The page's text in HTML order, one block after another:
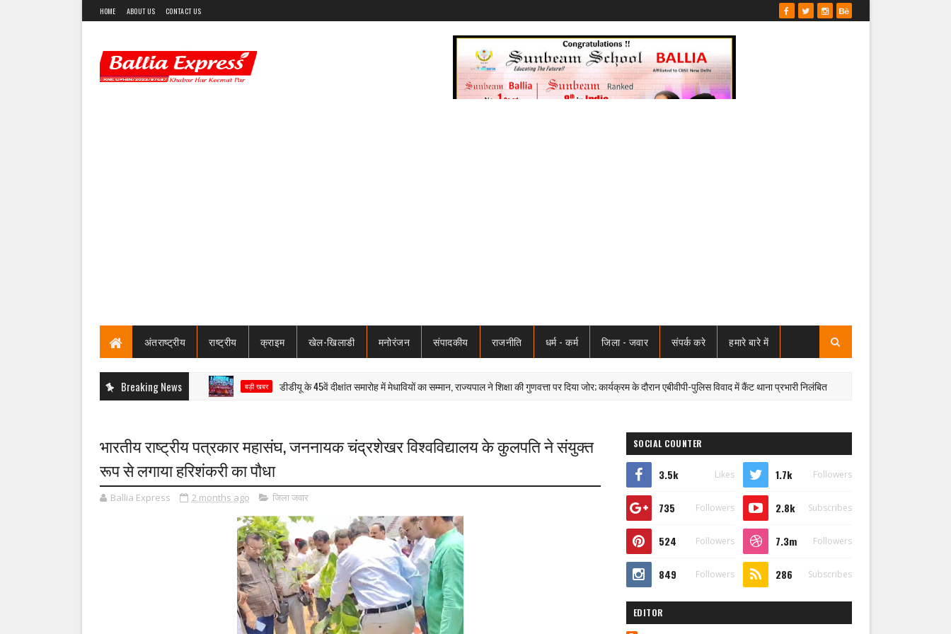
HOME ABOUT US CONTACT US
अंतराष्ट्रीय राष्ट्रीय क्राइम खेल-खिलाडी मनोरंजन संपादकीय राजनीति धर्म - कर्म जिला - जवार संपर्क करे हमारे बारे में
Breaking News बड़ी खबर डीडीयू के 45वें दीक्षांत समारोह में मेधावियों का सम्मान, राज्यपाल ने शिक्षा की गुणवत्ता पर दिया जोर; कार्यक्रम के दौरान एबीवीपी-पुलिस विवाद में कैंट थाना प्रभारी निलंबित
भारतीय राष्ट्रीय पत्रकार महासंघ, जननायक चंद्रशेखर विश्वविद्यालय के कुलपति ने संयुक्त
रूप से लगाया हरिशंकरी का पौधा
Ballia Express 2 months ago जिला जवार
SOCIAL COUNTER
3.5k Likes 1.7k Followers
735 Followers 2.8k Subscribes
524 Followers 7.3m Followers
849 Followers 286 Subscribes
EDITOR